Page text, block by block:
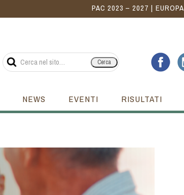
PAC 2023 – 2027 EUROPA
Cerca
NEWS EVENTI RISULTATI